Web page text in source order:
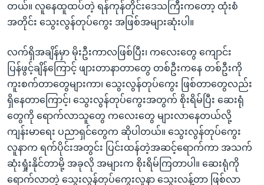
တယ်။ လူနေထူထပ်တဲ့ ရန်ကုန်တိုင်းဒေသကြီးကတော့ ထုံးစံ
အတိုင်း သွေးလွန်တုပ်ကွေး အဖြစ်အများဆုံးပါ။
လက်ရှိအချိန်မှာ မိုးဦးကာလဖြစ်ပြီး၊ ကလေးတွေ ကျောင်း
ပြန်ဖွင့်ချိန်ကြောင့် ဖျားတာနာတာတွေ တစ်ဦးကနေ တစ်ဦးကို
ကူးစက်တာတွေများကာ၊ သွေးလွန်တုပ်ကွေး ဖြစ်တာတွေလည်း
ရှိနေတာကြောင့်၊ သွေးလွန်တုပ်ကွေးအတွက် စိုးရိမ်ပြီး ဆေးရုံ
တွေကို ရောက်လာသူတွေ ကလေးတွေ များလာနေတယ်လို့
ကျန်းမာရေး ပညာရှင်တွေက ဆိုပါတယ်။ သွေးလွန်တုပ်ကွေး
လူနာက ရက်ပိုင်းအတွင်း ပြင်းထန်တဲ့အဆင့်ရောက်ကာ အသက်
ဆုံးရှုံးနိုင်တာမို့ အခုလို အများက စိုးရိမ်ကြတာပါ။ ဆေးရုံကို
ရောက်လာတဲ့ သွေးလွန်တုပ်ကွေးလူနာ သွေးလန့်တာ ဖြစ်လာ